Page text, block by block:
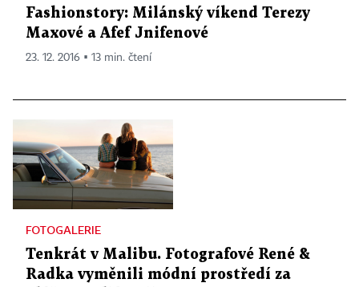
Fashionstory: Milánský víkend Terezy
Maxové a Afef Jnifenové
23. 12. 2016 ▪ 13 min. čtení
FOTOGALERIE
Tenkrát v Malibu. Fotografové René &
Radka vyměnili módní prostředí za